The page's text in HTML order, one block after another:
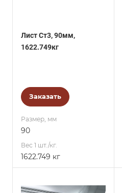
Лист Ст3, 90мм,
1622.749кг
Заказать
Размер, мм
90
Вес 1 шт./кг.
1622.749 кг